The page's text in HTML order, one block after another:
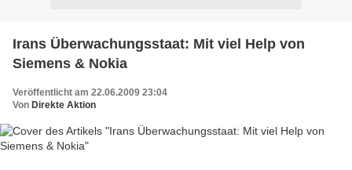
Irans Überwachungsstaat: Mit viel Help von
Siemens & Nokia
Veröffentlicht am 22.06.2009 23:04
Von Direkte Aktion